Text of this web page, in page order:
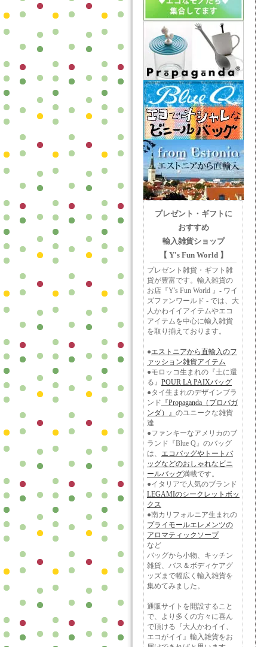
プレゼント・ギフトに
おすすめ
輸入雑貨ショップ
【 Y's Fun World 】
プレゼント雑貨・ギフト雑
貨が豊富です。輸入雑貨の
お店『Y's Fun World 』- ワイ
ズファンワールド - では、大
人かわイイアイテムやエコ
アイテムを中心に輸入雑貨
を取り揃えております。
●エストニアから直輸入のフ
ァッション雑貨アイテム
●モロッコ生まれの『土に還
る』 POUR LA PAIXバッグ
●タイ生まれのデザインブラ
ンド 『Propaganda（プロバガ
ンダ）』 のユニークな雑貨
達
●ファンキーなアメリカのブ
ランド『Blue Q』のバッグ
は、 エコバッグやトートバ
ッグなどのおしゃれなビニ
ールバッグ満載です。
●イタリアで人気のブランド
LEGAMIのシークレットボッ
クス
●南カリフォルニア生まれの
プライモールエレメンツの
アロマティックソープ
など
バッグから小物、キッチン
雑貨、バス＆ボディケアグ
ッズまで幅広く輸入雑貨を
集めてみました。
通販サイトを開設すること
で、より多くの方々に喜ん
で頂ける『大人かわイイ、
エコがイイ』輸入雑貨をお